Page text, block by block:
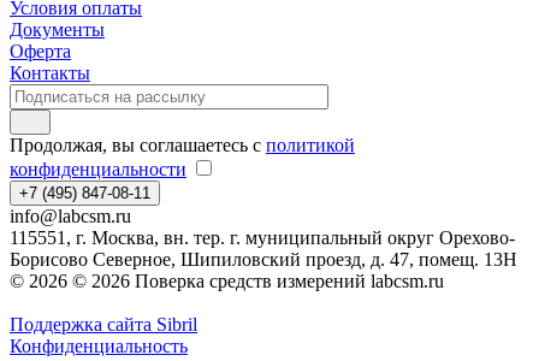
Условия оплаты
Документы
Оферта
Контакты
Продолжая, вы соглашаетесь с политикой
конфиденциальности
+7 (495) 847-08-11
info@labcsm.ru
115551, г. Москва, вн. тер. г. муниципальный округ Орехово-
Борисово Северное, Шипиловский проезд, д. 47, помещ. 13Н
© 2026 © 2026 Поверка средств измерений labcsm.ru
Поддержка сайта Sibril
Конфиденциальность